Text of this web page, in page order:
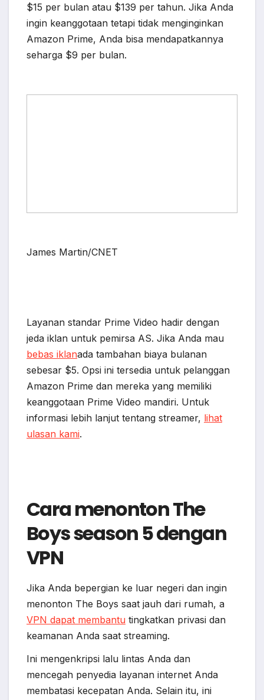
$15 per bulan atau $139 per tahun. Jika Anda
ingin keanggotaan tetapi tidak menginginkan
Amazon Prime, Anda bisa mendapatkannya
seharga $9 per bulan.
James Martin/CNET
Layanan standar Prime Video hadir dengan
jeda iklan untuk pemirsa AS. Jika Anda mau
bebas iklanada tambahan biaya bulanan
sebesar $5. Opsi ini tersedia untuk pelanggan
Amazon Prime dan mereka yang memiliki
keanggotaan Prime Video mandiri. Untuk
informasi lebih lanjut tentang streamer, lihat
ulasan kami.
Cara menonton The
Boys season 5 dengan
VPN
Jika Anda bepergian ke luar negeri dan ingin
menonton The Boys saat jauh dari rumah, a
VPN dapat membantu tingkatkan privasi dan
keamanan Anda saat streaming.
Ini mengenkripsi lalu lintas Anda dan
mencegah penyedia layanan internet Anda
membatasi kecepatan Anda. Selain itu, ini